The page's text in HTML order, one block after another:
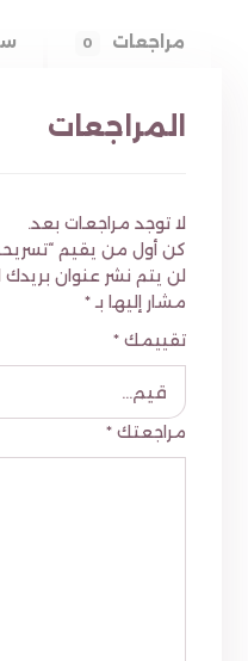
مراجعات 0
المراجعات
لا توجد مراجعات بعد.
كن أول من يقيم
لن يتم نشر عنوان بريدك
مشار إليها بـ*
تقييمك*
مراجعتك*